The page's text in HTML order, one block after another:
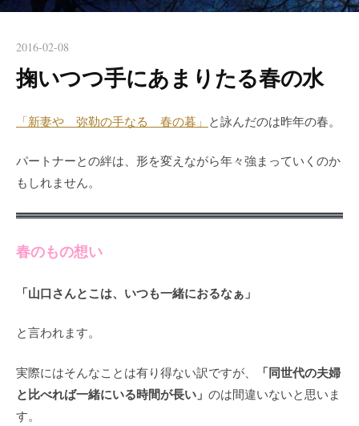
2016-02-08
掬いつつ手にあまりたる春の水
「新妻や 弥勒の手なる 春の暮」 と詠んだのは昨年の春。
パートナーとの絆は、形を変えながら年々強まっていくのか
もしれません。
春のもの想い
「山口さんとこは、いつも一緒におるなぁ」
と言われます。
実際にはそんなことは有り得ない訳ですが、
「同世代の夫婦
と比べれば一緒にいる時間が長い」 のは間違いないと思いま
す。